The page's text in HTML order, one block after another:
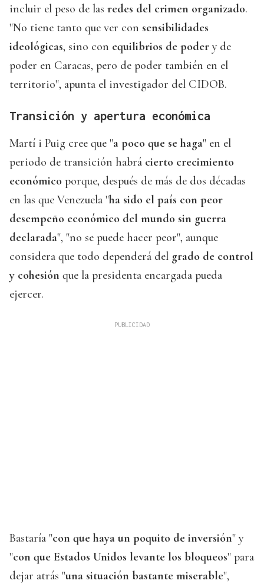
incluir el peso de las redes del crimen organizado.
"No tiene tanto que ver con sensibilidades
ideológicas, sino con equilibrios de poder y de
poder en Caracas, pero de poder también en el
territorio", apunta el investigador del CIDOB.
Transición y apertura económica
Martí i Puig cree que "a poco que se haga" en el
periodo de transición habrá cierto crecimiento
económico porque, después de más de dos décadas
en las que Venezuela "ha sido el país con peor
desempeño económico del mundo sin guerra
declarada", "no se puede hacer peor", aunque
considera que todo dependerá del grado de control
y cohesión que la presidenta encargada pueda
ejercer.
Bastaría "con que haya un poquito de inversión" y
"con que Estados Unidos levante los bloqueos" para
dejar atrás "una situación bastante miserable",